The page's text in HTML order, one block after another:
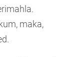
maka,